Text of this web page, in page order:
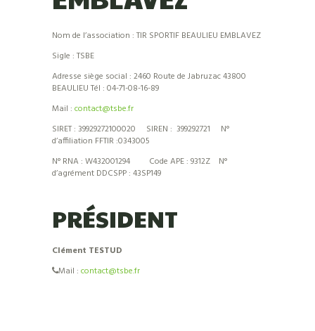
Nom de l’association : TIR SPORTIF BEAULIEU EMBLAVEZ
Sigle : TSBE
Adresse siège social : 2460 Route de Jabruzac 43800
BEAULIEU Tél : 04-71-08-16-89
Mail : contact@tsbe.fr
SIRET : 39929272100020 SIREN : 399292721 N°
d’affiliation FFTIR :0343005
N° RNA : W432001294 Code APE : 9312Z N°
d’agrément DDCSPP : 43SP149
PRÉSIDENT
Clément TESTUD
Mail : contact@tsbe.fr